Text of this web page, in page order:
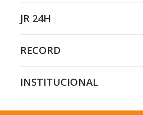
JR 24H
RECORD
INSTITUCIONAL